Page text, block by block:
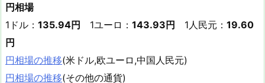
円相場
1ドル： 135.94円 1ユーロ： 143.93円 1人民元： 19.60
円
円相場の推移(米ドル,欧ユーロ,中国人民元)
円相場の推移(その他の通貨)